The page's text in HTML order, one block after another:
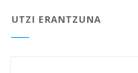
UTZI ERANTZUNA